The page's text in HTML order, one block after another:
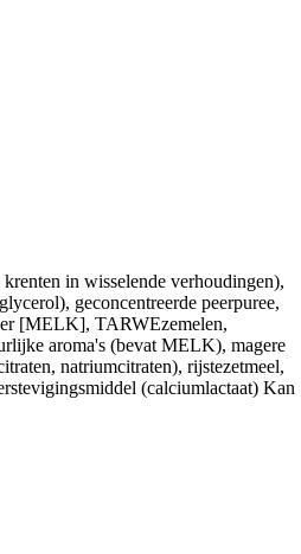
in wisselende verhoudingen),
geconcentreerde peerpuree,
[MELK], TARWEzemelen,
aroma's (bevat MELK), magere
natriumcitraten), rijstezetmeel,
(calciumlactaat) Kan